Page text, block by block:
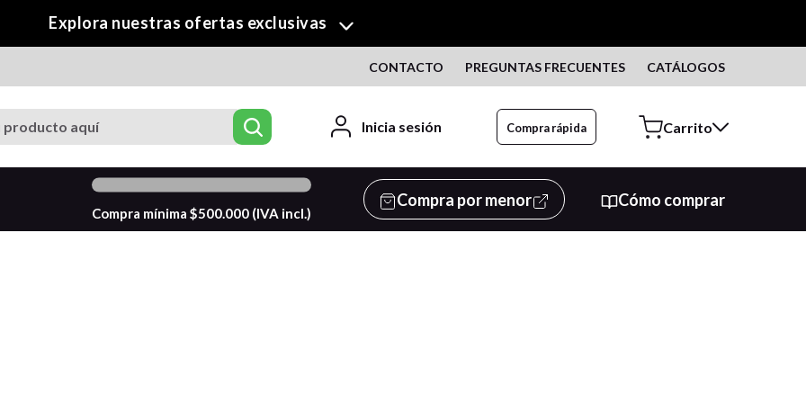
Explora nuestras ofertas exclusivas
CONTACTO PREGUNTAS FRECUENTES CATÁLOGOS
aquí
Inicia sesión Compra rápida
Compra mínima $500.000(IVA incl.)
Compra por menor Cómo comprar